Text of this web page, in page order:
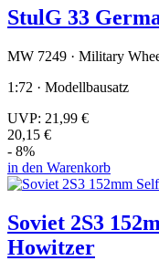
StulG 33
MW 7249 · Military
1:72 · Modellbausatz
UVP: 21,99 €
20,15 €
- 8%
in den Warenkorb
Soviet 2S3
Howitzer